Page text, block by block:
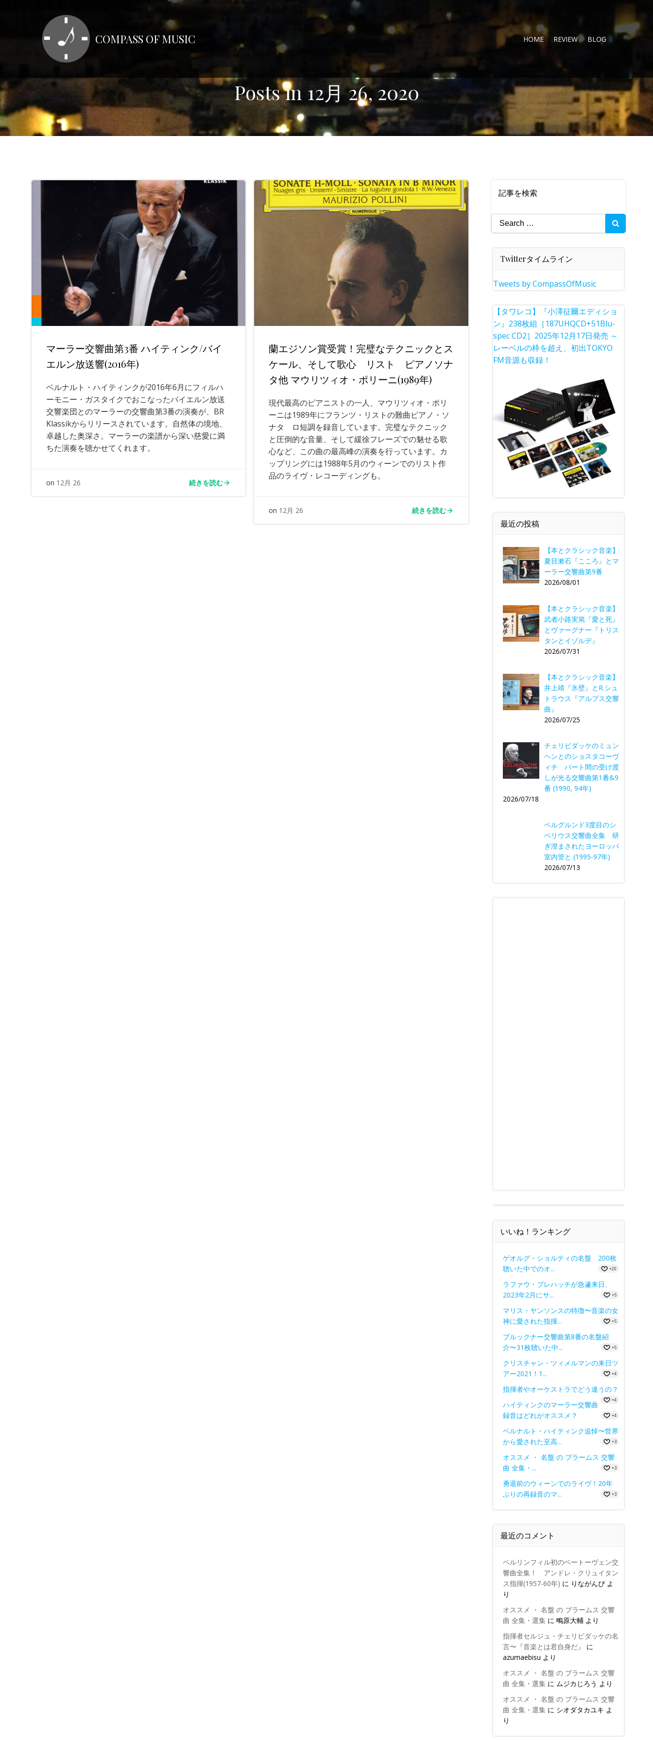
キ
ッ
プ
COMPASS OF MUSIC HOME REVIEW BLOG
Posts in 12月 26, 2020
マーラー交響曲第3番 ハイティンク/バイ
エルン放送響(2016年)
ベルナルト・ハイティンクが2016年6月にフィルハ
ーモニー・ガスタイクでおこなったバイエルン放送
交響楽団とのマーラーの交響曲第3番の演奏が、BR
Klassikからリリースされています。自然体の境地、
卓越した奥深さ。マーラーの楽譜から深い慈愛に満
ちた演奏を聴かせてくれます。
on 12月 26 続きを読む
蘭エジソン賞受賞！完璧なテクニックとス
ケール、そして歌心 リスト ピアノソナ
タ他 マウリツィオ・ポリーニ(1989年)
現代最高のピアニストの一人、マウリツィオ・ポリ
ーニは1989年にフランツ・リストの難曲ピアノ・ソ
ナタ ロ短調を録音しています。完璧なテクニック
と圧倒的な音量、そして緩徐フレーズでの魅せる歌
心など、この曲の最高峰の演奏を行っています。カ
ップリングには1988年5月のウィーンでのリスト作
品のライヴ・レコーディングも。
on 12月 26 続きを読む
記事を検索
Search
for:
Twitterタイムライン
Tweets by CompassOfMusic
【タワレコ】『小澤征爾エディショ
ン』238枚組［187UHQCD+51Blu-
spec CD2］2025年12月17日発売 ～
レーベルの枠を超え、初出TOKYO
FM音源も収録！
最近の投稿
【本とクラシック音楽】
夏目漱石『こころ』とマ
ーラー交響曲第9番
2026/08/01
【本とクラシック音楽】
武者小路実篤『愛と死』
とヴァーグナー『トリス
タンとイゾルデ』
2026/07/31
【本とクラシック音楽】
井上靖『氷壁』とR.シュ
トラウス『アルプス交響
曲』
2026/07/25
チェリビダッケのミュン
ヘンとのショスタコーヴ
ィチ パート間の受け渡
しが光る交響曲第1番&9
番 (1990, 94年)
2026/07/18
ベルグルンド3度目のシ
ベリウス交響曲全集 研
ぎ澄まされたヨーロッパ
室内管と (1995-97年)
2026/07/13
いいね！ランキング
ゲオルグ・ショルティの名盤 200枚
聴いた中でのオ...
+20
ラファウ・ブレハッチが急遽来日、
2023年2月にサ...
+5
マリス・ヤンソンスの特徴〜音楽の女
神に愛された指揮...
+5
ブルックナー交響曲第8番の名盤紹
介〜31枚聴いた中...
+5
クリスチャン・ツィメルマンの来日ツ
アー2021！1...
+4
指揮者やオーケストラでどう違うの？
+4
ハイティンクのマーラー交響曲
録音はどれがオススメ？
+4
ベルナルト・ハイティンク追悼〜世界
から愛された至高...
+3
オススメ ・ 名盤 の ブラームス 交響
曲 全集・...
+3
勇退前のウィーンでのライヴ！20年
ぶりの再録音のマ...
+3
最近のコメント
ベルリンフィル初のベートーヴェン交
響曲全集！ アンドレ・クリュイタン
ス指揮(1957-60年) に りながんぴよ
り
オススメ ・ 名盤 の ブラームス 交響
曲 全集・選集に 鴫原大輔より
指揮者セルジュ・チェリビダッケの名
言〜『音楽とは君自身だ』
に
azumaebisu より
オススメ ・ 名盤 の ブラームス 交響
曲 全集・選集に ムジカじろう より
オススメ ・ 名盤 の ブラームス 交響
曲 全集・選集に シオダタカユキ よ
り